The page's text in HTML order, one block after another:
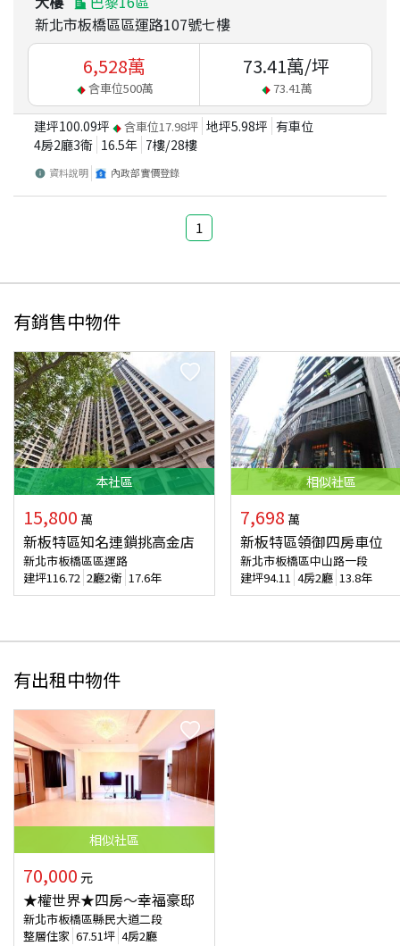
新北市板橋區區運路107號七樓
6,528萬
含車位500萬
73.41萬/坪
73.41萬
建坪100.09坪 含車位17.98坪 地坪5.98坪 有車位
4房2廳3衛 16.5年 7樓/28樓
資料說明 內政部實價登錄
1
有銷售中物件
本社區
15,800 萬
新板特區知名連鎖挑高金店
新北市板橋區區運路
建坪116.72 2廳2衛 17.6年
相似社區
7,698 萬
新板特區領御四房車位
新北市板橋區中山路一段
建坪94.11 4房2廳 13.8年
有出租中物件
相似社區
70,000 元
★權世界★四房～幸福豪邸
新北市板橋區縣民大道二段
整層住家 67.51坪 4房2廳